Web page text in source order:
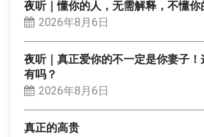
夜听｜懂你的人，无需解释，不懂
2026年8月6日
夜听｜真正爱你的不一定是你妻子
有吗？
2026年8月6日
真正的高贵